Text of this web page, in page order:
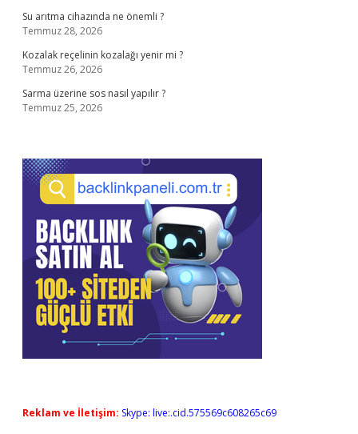
Su arıtma cihazında ne önemli ?
Temmuz 28, 2026
Kozalak reçelinin kozalağı yenir mi ?
Temmuz 26, 2026
Sarma üzerine sos nasıl yapılır ?
Temmuz 25, 2026
Reklam ve İletişim: Skype: live:.cid.575569c608265c69